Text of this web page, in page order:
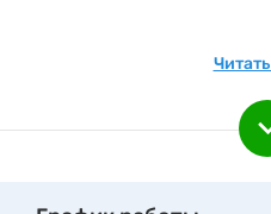
наших акционных